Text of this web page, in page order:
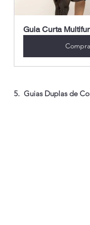
Guia Curta
5.  Guias Duplas de